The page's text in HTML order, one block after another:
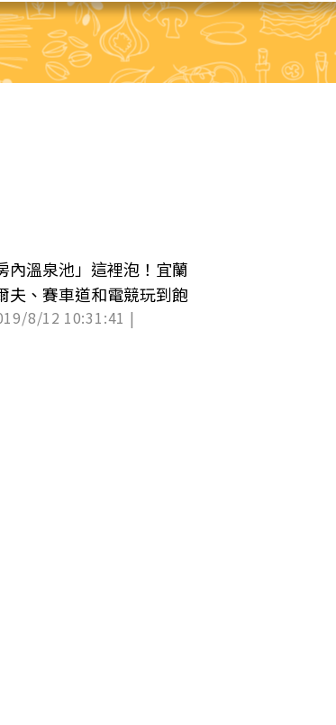
內溫泉池」這裡泡！宜蘭
夫、賽車道和電競玩到飽
8/12 10:31:41 |